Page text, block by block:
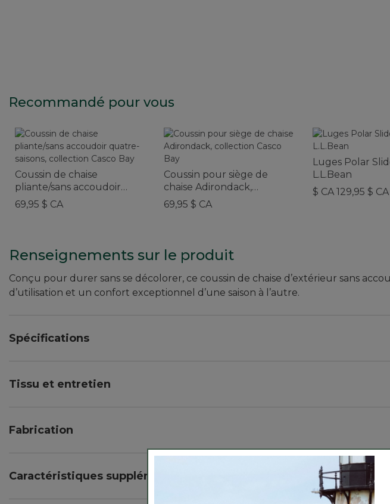
Recommandé pour vous
Coussin de chaise
pliante/sans accoudoir
quatre-saisons, collection
Casco Bay
69,95 $ CA
Coussin pour siège de
chaise Adirondack,
collection Casco Bay
69,95 $ CA
Luges Polar
L.L.Bean
$ CA 129,95 $
Renseignements sur le produit
Conçu pour durer sans se décolorer, ce coussin de chaise d’extérieur sans
d’utilisation et un confort exceptionnel d’une saison à l’autre.
Spécifications
Tissu et entretien
Fabrication
Fabriqué à partir d’oléfine résistante à l’usure.
Rembourrage en polyester non absorbant.
Caractéristiques supplémentaires